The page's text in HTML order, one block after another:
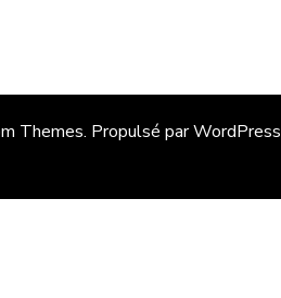
Themes. Propulsé parWordPress